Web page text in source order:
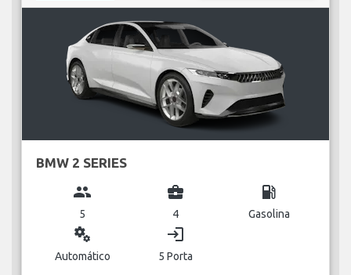
BMW 2 SERIES
group
5
business_center
4
local_gas_station
Gasolina
miscellaneous_services
Automático
login
5 Porta